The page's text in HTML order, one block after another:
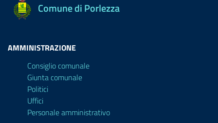
Comune di Porlezza
AMMINISTRAZIONE
Consiglio comunale
Giunta comunale
Politici
Uffici
Personale amministrativo